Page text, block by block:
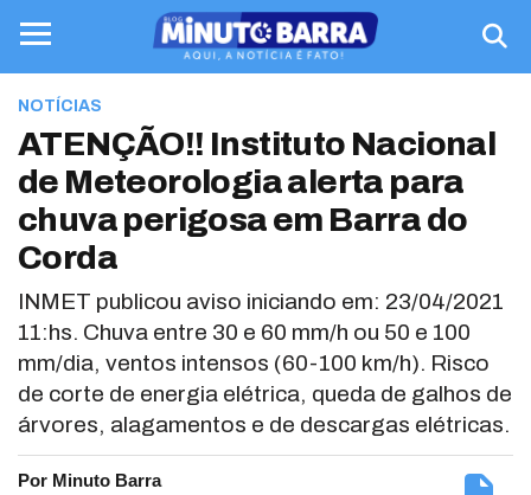
NOTÍCIAS
ATENÇÃO!! Instituto Nacional
de Meteorologia alerta para
chuva perigosa em Barra do
Corda
INMET publicou aviso iniciando em: 23/04/2021
11:hs. Chuva entre 30 e 60 mm/h ou 50 e 100
mm/dia, ventos intensos (60-100 km/h). Risco
de corte de energia elétrica, queda de galhos de
árvores, alagamentos e de descargas elétricas.
Por Minuto Barra